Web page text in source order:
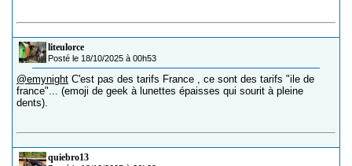
liteulorce
Posté le 18/10/2025 à 00h53
@emynight C'est pas des tarifs France , ce sont des tarifs "ile de
france"... (emoji de geek à lunettes épaisses qui sourit à pleine
dents).
quiebro13